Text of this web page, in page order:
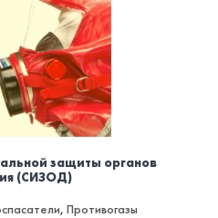
защиты органов
(СИЗОД)
, Противогазы